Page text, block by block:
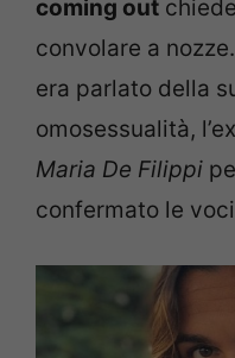
coming out
convolare a
era parlato della
omosessualità,
Maria De Filippi
confermato le